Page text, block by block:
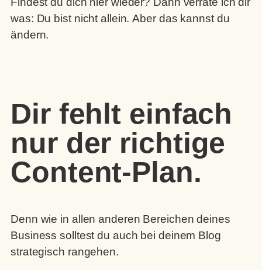
was: Du bist nicht allein.Aber das kannst du
ändern.
Dir fehlt einfach
nur der richtige
Content-Plan.
Denn wie in allen anderen Bereichen deines
Business solltest du auch bei deinem Blog
strategisch rangehen.